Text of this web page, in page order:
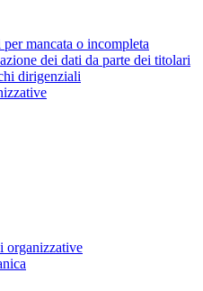
per mancata o incompleta
dei dati da parte dei titolari
dirigenziali
organizzative